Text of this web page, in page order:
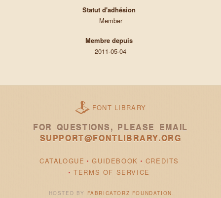
Statut d'adhésion
Member
Membre depuis
2011-05-04
FONT LIBRARY
FOR QUESTIONS, PLEASE EMAIL
SUPPORT@FONTLIBRARY.ORG
CATALOGUE GUIDEBOOK
CREDITS
TERMS OF SERVICE
HOSTED BY FABRICATORZ FOUNDATION .